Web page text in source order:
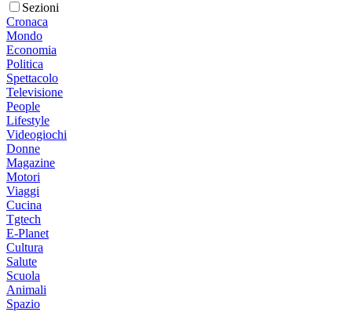
Sezioni
Cronaca
Mondo
Economia
Politica
Spettacolo
Televisione
People
Lifestyle
Videogiochi
Donne
Magazine
Motori
Viaggi
Cucina
Tgtech
E-Planet
Cultura
Salute
Scuola
Animali
Spazio